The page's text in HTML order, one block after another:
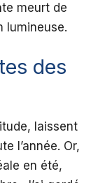
meurt de
lumineuse.
des
laissent
l’année. Or,
en été,